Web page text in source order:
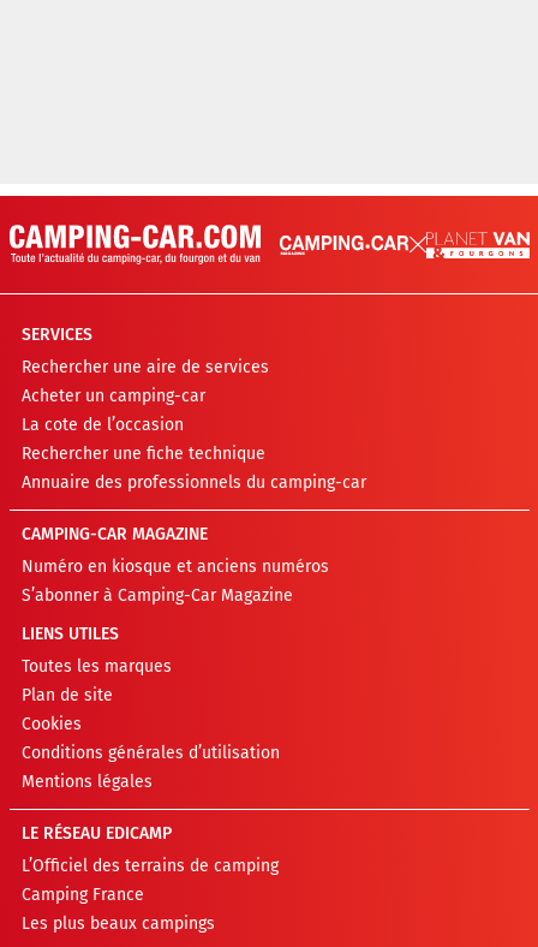
SERVICES
Rechercher une aire de services
Acheter un camping-car
La cote de l’occasion
Rechercher une fiche technique
Annuaire des professionnels du camping-car
CAMPING-CAR MAGAZINE
Numéro en kiosque et anciens numéros
S’abonner à Camping-Car Magazine
LIENS UTILES
Toutes les marques
Plan de site
Cookies
Conditions générales d’utilisation
Mentions légales
LE RÉSEAU EDICAMP
L’Officiel des terrains de camping
Camping France
Les plus beaux campings